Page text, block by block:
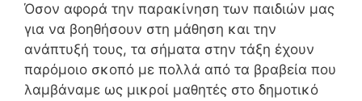
Όσον αφορά την παρακίνηση των παιδιών μας
για να βοηθήσουν στη μάθηση και την
ανάπτυξή τους, τα σήματα στην τάξη έχουν
παρόμοιο σκοπό με πολλά από τα βραβεία που
λαμβάναμε ως μικροί μαθητές στο δημοτικό